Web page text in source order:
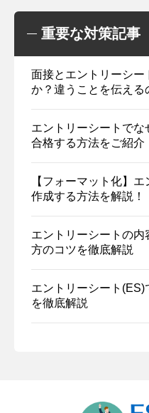
重要な対策記事
面接とエントリーシ
か？違うことを伝える
エントリーシートでな
合格する方法をご紹介
【フォーマット化】
作成する方法を解説！
エントリーシートの内
方のコツを徹底解説
エントリーシート
を徹底解説